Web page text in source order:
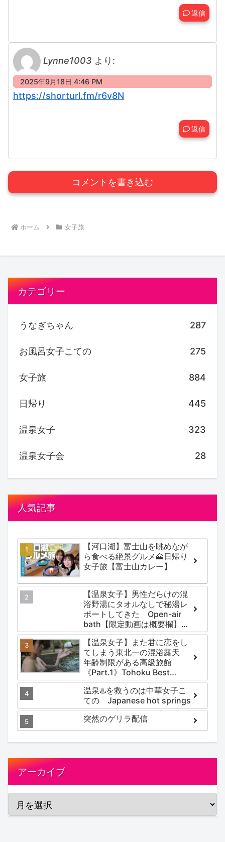
返信
Lynne1003 より:
2025年9月18日 4:46 PM
https://shorturl.fm/r6v8N
返信
コメントを書き込む
ホーム 女子旅
カテゴリー
うなぎちゃん 287
お風呂女子こての 275
女子旅 884
日帰り 445
温泉女子 323
温泉女子会 28
人気記事
【河口湖】富士山を眺めなが
ら食べる絶景グルメ🗻日帰り
女子旅【富士山カレー】
【温泉女子】男性だらけの混
浴野湯にタオルなしで秘湯レ
ポートしてきた Open-air
bath【限定動画は概要欄】尻
焼温泉郷 川の湯
【温泉女子】また君に恋をし
てしまう東北一の混浴露天
年齢制限がある高級旅館
《Part.1》Tohoku Best
Secret hotspring #japan
#koteno
温泉♨️を救うのは中華女子こ
ての Japanese hot springs
突然のゲリラ配信
アーカイブ